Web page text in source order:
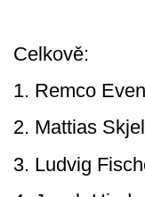
Celkově:
1. Remco
2. Mattias
3. Ludvig